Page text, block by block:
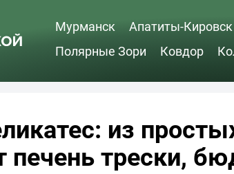
Мурманск Апатиты-Кировск
Полярные Зори
Ковдор
из
печень трески,